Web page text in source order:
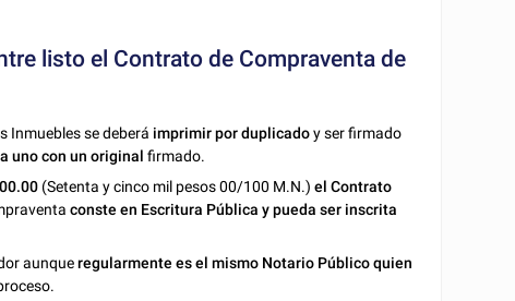
listo el Contrato de Compraventa de
Inmuebles se deberá imprimir por duplicadoy ser firmado
uno con un original firmado.
(Setenta y cinco mil pesos 00/100 M.N.)el Contrato
conste en Escritura Pública y pueda ser inscrita
aunqueregularmente es el mismo Notario Público quien